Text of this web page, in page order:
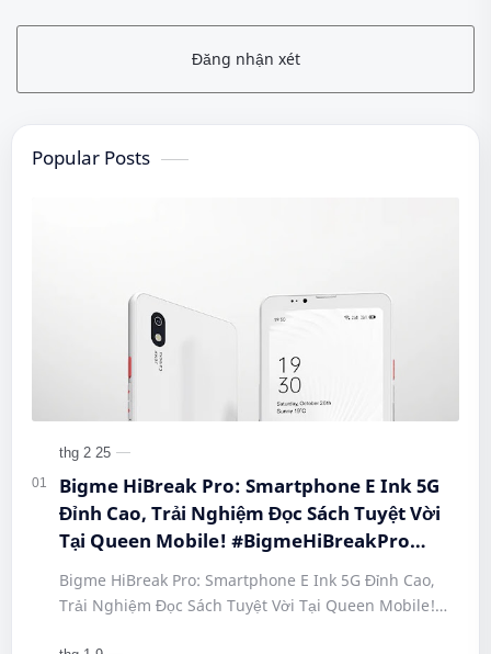
Đăng nhận xét
Popular Posts
Bigme HiBreak Pro: Smartphone E Ink 5G
Đỉnh Cao, Trải Nghiệm Đọc Sách Tuyệt Vời
Tại Queen Mobile! #BigmeHiBreakPro
#SmartphoneEInk #QueenMobile
#HiBreakPro5G #DienThoaiDocSach
#CongNgheMoi #MuaSamThongMinh
Bigme HiBreak Pro: Smartphone E Ink 5G Đỉnh Cao,
Trải Nghiệm Đọc Sách Tuyệt Vời Tại Queen Mobile!